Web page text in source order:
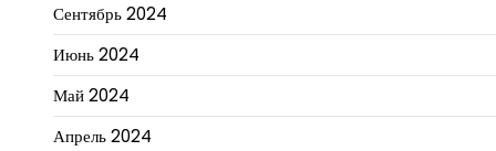
Сентябрь 2024
Июнь 2024
Май 2024
Апрель 2024